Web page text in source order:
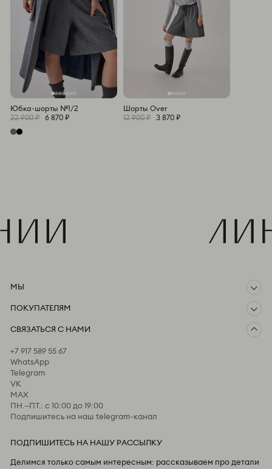
Юбка-шорты №1/2
22 900 ₽
6 870 ₽
Шорты Over
12 900 ₽
3 870 ₽
МЫ
О компании
ПОКУПАТЕЛЯМ
Доставка и оплата
Предзаказ
Пользовательское соглашение
Оферта и политика конфиденциальности
СВЯЗАТЬСЯ С НАМИ
+7 917 589 55 67
WhatsApp
Telegram
VK
MAX
ПН.—ПТ.: с 10:00 до 19:00
Подпишитесь на наш telegram-канал
ПОДПИШИТЕСЬ НА НАШУ РАССЫЛКУ
Делимся только самым интересным: рассказываем про детали